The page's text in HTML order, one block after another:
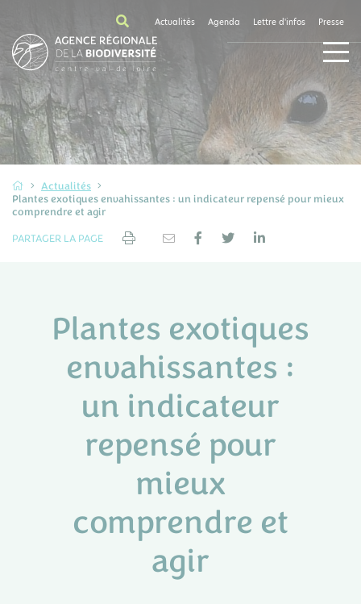
Actualités Agenda Lettre d'infos Presse
Actualités
Plantes exotiques envahissantes : un indicateur repensé pour mieux
comprendre et agir
PARTAGER LA PAGE
Plantes exotiques
envahissantes :
un indicateur
repensé pour
mieux
comprendre et
agir